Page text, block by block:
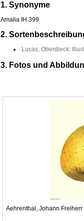
1. Synonyme
Amalia IH.399
2.
Lucas, Oberdieck:
3. Fotos und
Aehrenthal, Johann